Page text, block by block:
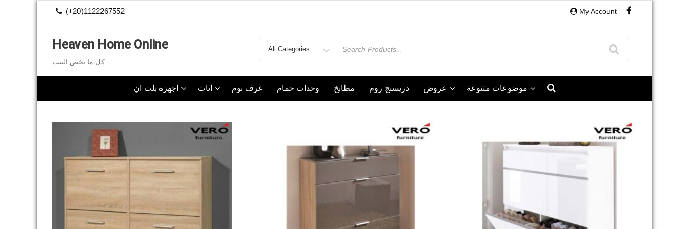
(+20)1122267552 My Account
Heaven Home Online
كل ما يخص البيت
اجهزة بلت ان اثاث غرف نوم وحدات حمام مطابخ دريسنج روم عروض موضوعات متنوعة